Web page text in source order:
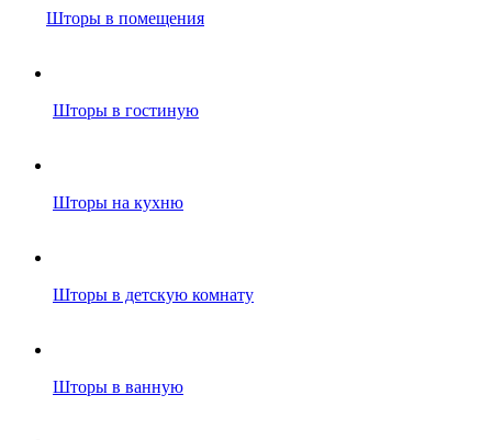
Шторы в помещения
Шторы в гостиную
Шторы на кухню
Шторы в детскую комнату
Шторы в ванную